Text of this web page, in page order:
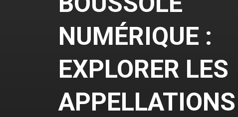
NUMÉRIQUE :
EXPLORER LES
APPELLATIONS